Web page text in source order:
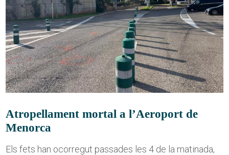
Atropellament mortal a l’Aeroport de
Menorca
Els fets han ocorregut passades les 4 de la matinada,